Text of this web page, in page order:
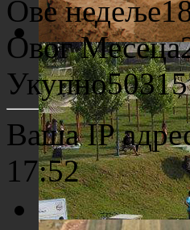
Археолошко налазиште
Ове недеље
Овог Месеца
Укупно
Ваша IP
17:52